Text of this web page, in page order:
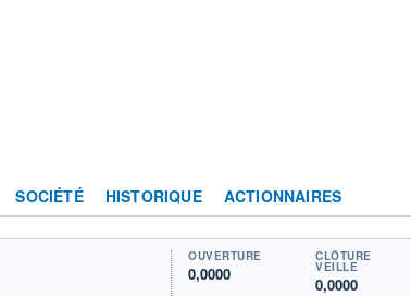
SOCIÉTÉ HISTORIQUE ACTIONNAIRES
OUVERTURE
0,0000
CLÔTURE
VEILLE
0,0000